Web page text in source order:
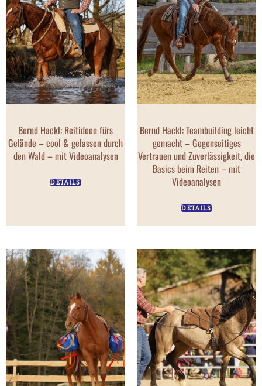
Bernd Hackl: Reitideen fürs
Gelände – cool & gelassen durch
den Wald – mit Videoanalysen
DETAILS
Bernd Hackl: Teambuilding leicht
gemacht – Gegenseitiges
Vertrauen und Zuverlässigkeit, die
Basics beim Reiten – mit
Videoanalysen
DETAILS